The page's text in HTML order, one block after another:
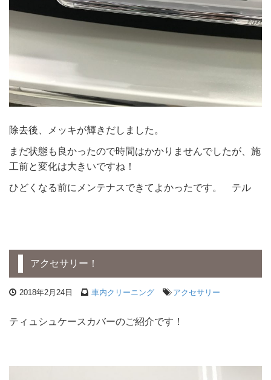
除去後、メッキが輝きだしました。
まだ状態も良かったので時間はかかりませんでしたが、施
工前と変化は大きいですね！
ひどくなる前にメンテナスできてよかったです。 テル
アクセサリー！
2018年2月24日 車内クリーニング アクセサリー
ティュシュケースカバーのご紹介です！